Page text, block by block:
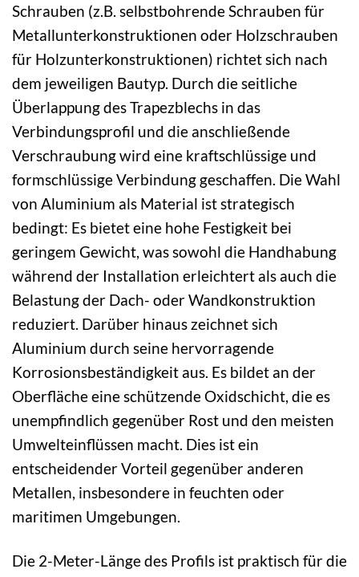
Schrauben (z.B. selbstbohrende Schrauben für
Metallunterkonstruktionen oder Holzschrauben
für Holzunterkonstruktionen) richtet sich nach
dem jeweiligen Bautyp. Durch die seitliche
Überlappung des Trapezblechs in das
Verbindungsprofil und die anschließende
Verschraubung wird eine kraftschlüssige und
formschlüssige Verbindung geschaffen. Die Wahl
von Aluminium als Material ist strategisch
bedingt: Es bietet eine hohe Festigkeit bei
geringem Gewicht, was sowohl die Handhabung
während der Installation erleichtert als auch die
Belastung der Dach- oder Wandkonstruktion
reduziert. Darüber hinaus zeichnet sich
Aluminium durch seine hervorragende
Korrosionsbeständigkeit aus. Es bildet an der
Oberfläche eine schützende Oxidschicht, die es
unempfindlich gegenüber Rost und den meisten
Umwelteinflüssen macht. Dies ist ein
entscheidender Vorteil gegenüber anderen
Metallen, insbesondere in feuchten oder
maritimen Umgebungen.
Die 2-Meter-Länge des Profils ist praktisch für die